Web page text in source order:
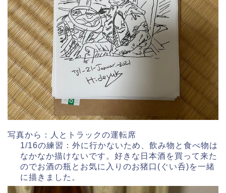
写真から：人とトラックの運転席
1/16の練習：外に行かないため、飲み物と食べ物は
なかなか描けないです。好きな日本酒を買って来た
のでお酒の瓶とお気に入りのお猪口(ぐい呑)を一緒
に描きました。